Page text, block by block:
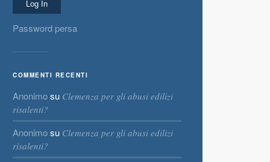
Password persa
COMMENTI RECENTI
Anonimosu Clemenza per gli abusi edilizi
risalenti?
Anonimosu Clemenza per gli abusi edilizi
risalenti?